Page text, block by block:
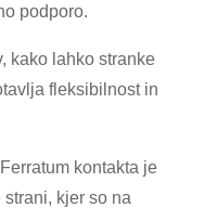
podporo.
kako lahko stranke
fleksibilnost in
kontakta je
kjer so na